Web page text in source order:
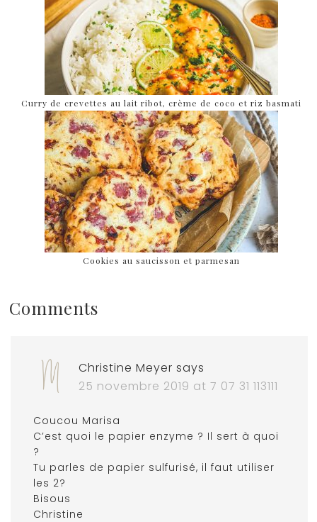
Curry de crevettes au lait ribot, crème de coco et riz basmati
Cookies au saucisson et parmesan
Comments
Christine Meyer says
25 novembre 2019 at 7 07 31 113111
Coucou Marisa
C’est quoi le papier enzyme ? Il sert à quoi
?
Tu parles de papier sulfurisé, il faut utiliser
les 2?
Bisous
Christine